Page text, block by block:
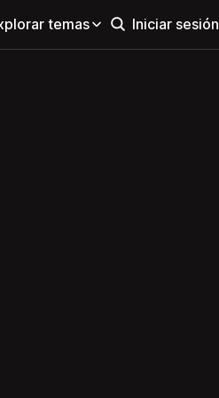
temas Iniciar sesión